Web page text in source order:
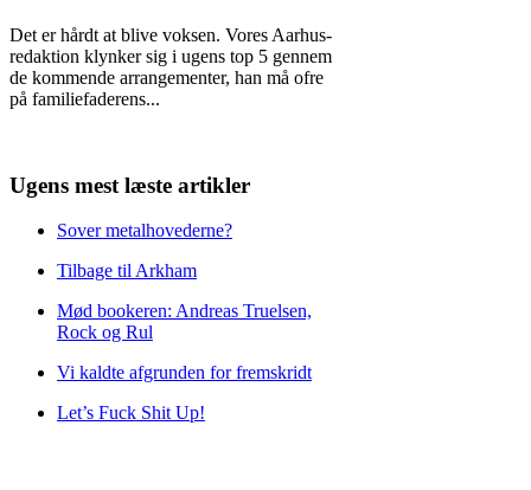
Det er hårdt at blive voksen. Vores Aarhus-
redaktion klynker sig i ugens top 5 gennem
de kommende arrangementer, han må ofre
på familiefaderens...
Ugens mest læste artikler
Sover metalhovederne?
Tilbage til Arkham
Mød bookeren: Andreas Truelsen,
Rock og Rul
Vi kaldte afgrunden for fremskridt
Let’s Fuck Shit Up!